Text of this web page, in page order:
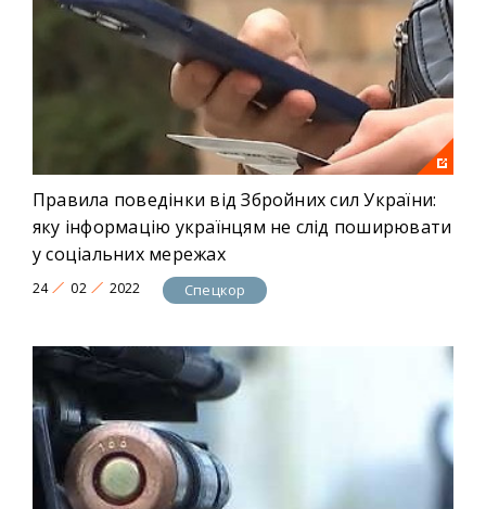
Правила поведінки від Збройних сил України:
яку інформацію українцям не слід поширювати
у соціальних мережах
24 02 2022 Спецкор